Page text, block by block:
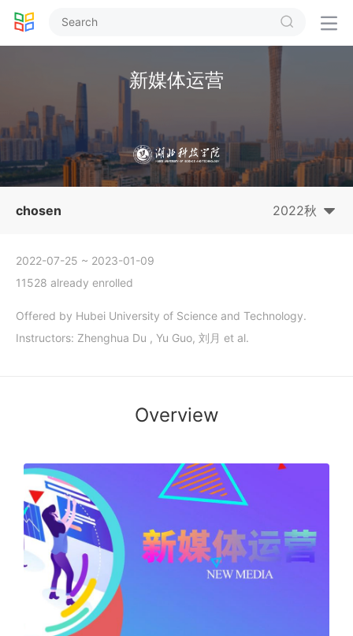
 
新媒体运营
chosen 2022秋
2022-07-25 ~ 2023-01-09
11528 already enrolled
Offered by Hubei University of Science and Technology.
Instructors: Zhenghua Du , Yu Guo, 刘月 et al.
Overview
和体系，学习用户运营、产品运营、内容运营、活动运营的细
节与技巧，运用所学知识进行微信、微博运营等。